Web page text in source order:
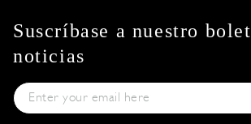
Suscríbase a nuestro
noticias